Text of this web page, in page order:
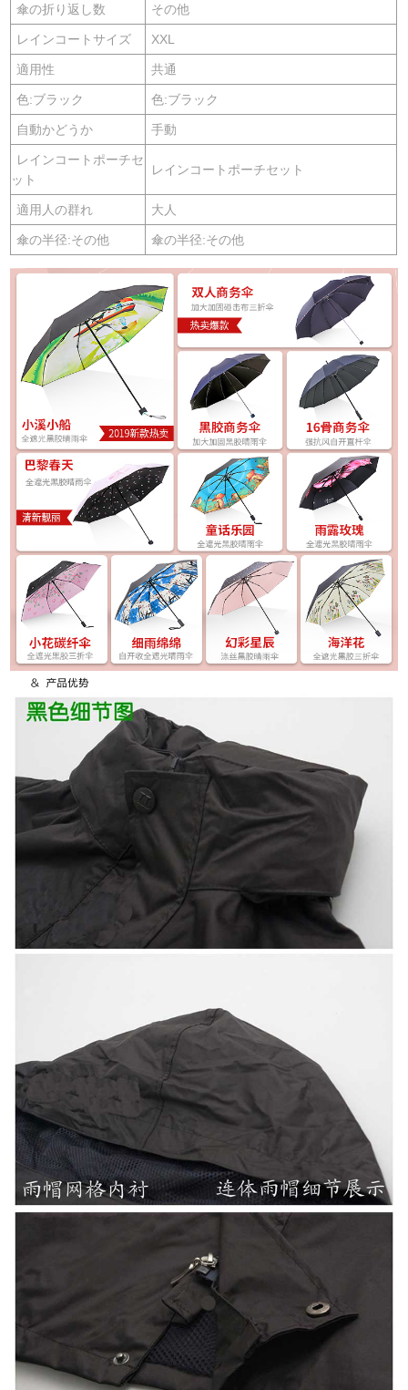
傘の折り返し数 その他
レインコートサイズ XXL
適用性 共通
色:ブラック 色:ブラック
自動かどうか 手動
レインコートポーチセ
ット
レインコートポーチセット
適用人の群れ 大人
傘の半径:その他 傘の半径:その他